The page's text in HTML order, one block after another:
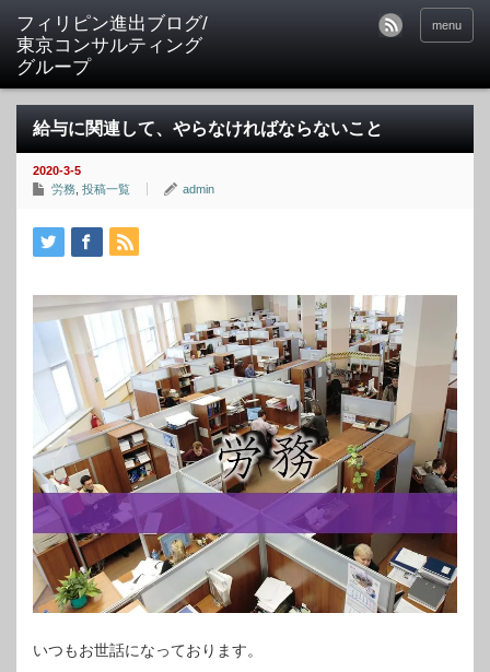
フィリピン進出ブログ/
東京コンサルティング
グループ
menu
給与に関連して、やらなければならないこと
2020-3-5
労務 投稿一覧 admin
いつもお世話になっております。